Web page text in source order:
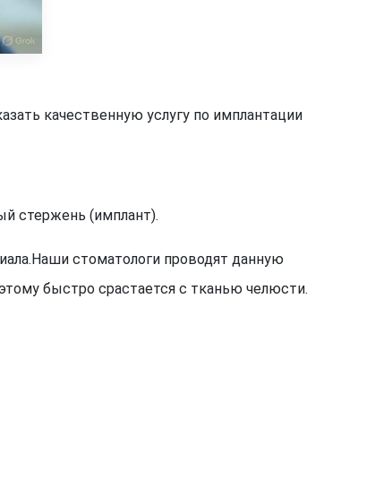
качественную услугу по имплантации
стержень (имплант).
стоматологи проводят данную
быстро срастается с тканью челюсти.